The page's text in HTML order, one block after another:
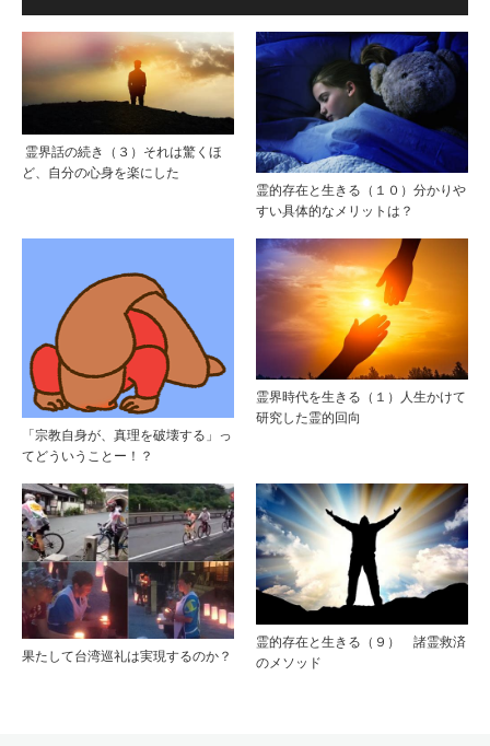
霊界話の続き（３）それは驚くほ
ど、自分の心身を楽にした
霊的存在と生きる（１０）分かりや
すい具体的なメリットは？
「宗教自身が、真理を破壊する」っ
てどういうことー！？
霊界時代を生きる（１）人生かけて
研究した霊的回向
果たして台湾巡礼は実現するのか？
霊的存在と生きる（９） 諸霊救済
のメソッド